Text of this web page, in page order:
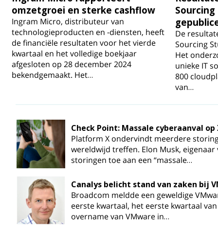
omzetgroei en sterke cashflow
Ingram Micro, distributeur van
technologieproducten en -diensten, heeft
de financiële resultaten voor het vierde
kwartaal en het volledige boekjaar
afgesloten op 28 december 2024
bekendgemaakt. Het…
Sourcing
De
Sourcing
Het
unieke IT
800
van…
Check Point: Massale cyberaanval
Platform X ondervindt meerdere
wereldwijd treffen. Elon Musk, eigenaar
storingen toe aan een “massale…
Canalys belicht stand van zaken bij
Broadcom meldde een geweldige
eerste kwartaal, het eerste kwartaal
overname van VMware in…